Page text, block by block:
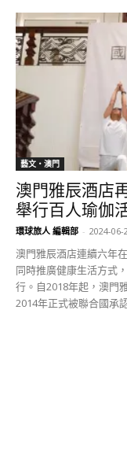
藝文‧澳門
澳門雅辰酒店
舉行百人瑜伽
環球旅人 編輯部 - 2024-06-
澳門雅辰酒店連續六年
同時推廣健康生活方式
行。自2018年起，澳門
2014年正式被聯合國承